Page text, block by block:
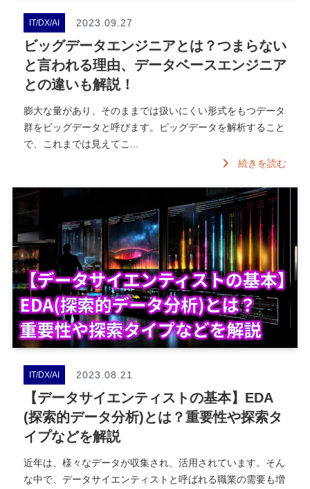
IT/DX/AI 2023.09.27
ビッグデータエンジニアとは？つまらない
と言われる理由、データベースエンジニア
との違いも解説！
膨大な量があり、そのままでは扱いにくい形式をもつデータ
群をビッグデータと呼びます。ビッグデータを解析すること
で、これまでは見えてこ...
続きを読む
IT/DX/AI 2023.08.21
【データサイエンティストの基本】EDA
(探索的データ分析)とは？重要性や探索タ
イプなどを解説
近年は、様々なデータが収集され、活用されています。そん
な中で、データサイエンティストと呼ばれる職業の需要も増